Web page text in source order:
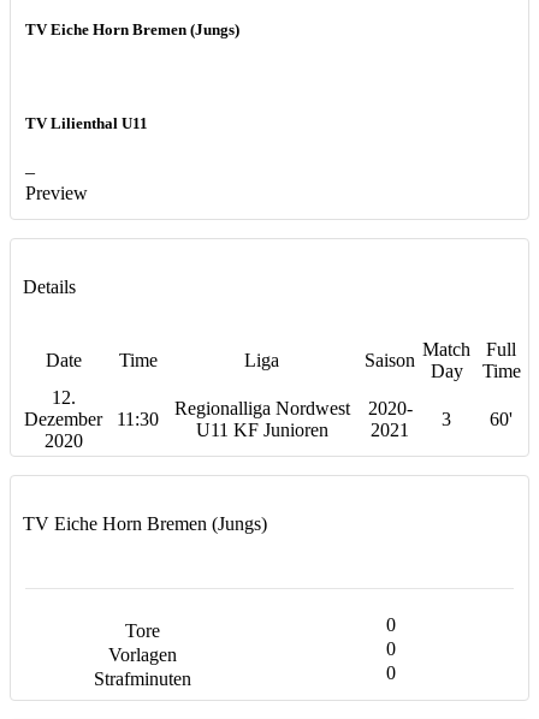
TV Eiche Horn Bremen (Jungs)
TV Lilienthal U11
–
Preview
Details
Date Time Liga Saison
Match
Day
Full
Time
12.
Dezember
2020
11:30
Regionalliga Nordwest
U11 KF Junioren
2020-
2021
3 60'
TV Eiche Horn Bremen (Jungs)
0
0
0